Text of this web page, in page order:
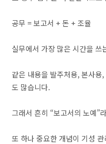
공무 = 보고서 + 돈 + 조율
실무에서 가장 많은 시간을 쓰
같은 내용을 발주처용, 본사용
도 많습니다.
그래서 흔히 “보고서의 노예”
또 하나 중요한 개념이 기성 관